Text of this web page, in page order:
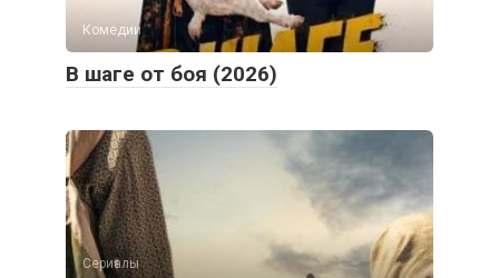
Комедии
В шаге от боя (2026)
Сериалы